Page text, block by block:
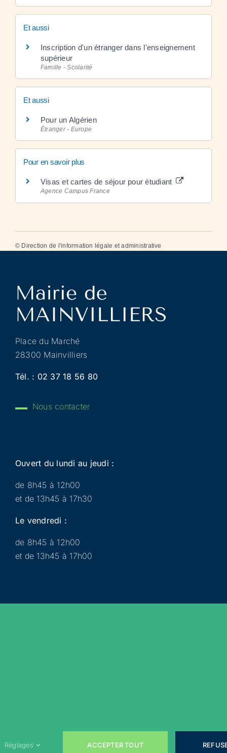
Et aussi
Inscription d'un étranger dans l'enseignement
supérieur
Famille - Scolarité
Et aussi
Pour un Algérien
Étranger - Europe
Pour en savoir plus
Visas et cartes de séjour pour étudiant
Agence Campus France
© Direction de l'information légale et administrative
Place du Marché
28300 Mainvilliers
Tél. : 02 37 18 56 80
Nous contacter
Ouvert du lundi au jeudi :
de 8h45 à 12h00
et de 13h45 à 17h30
Le vendredi :
de 8h45 à 12h00
et de 13h45 à 17h00
Réglages ACCEPTER TOUT